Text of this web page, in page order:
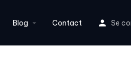
Blog Contact Se